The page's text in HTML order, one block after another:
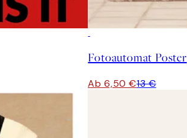
Fotoautomat Poster
Ab 6,50 €13 €